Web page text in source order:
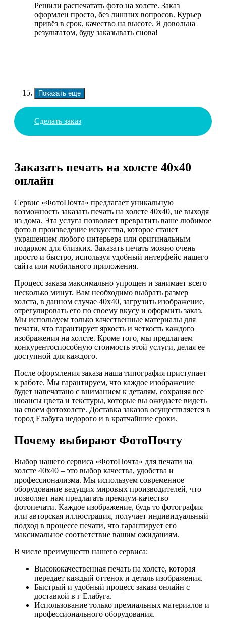
Решили распечатать фото на холсте. Заказ
оформлен просто, без лишних вопросов. Курьер
привёз в срок, качество на высоте. Я довольна
результатом, буду заказывать снова!
Показать еще
Сделать заказ
Заказать печать на холсте 40х40
онлайн
Сервис «ФотоПочта» предлагает уникальную
возможность заказать печать на холсте 40х40, не выходя
из дома. Эта услуга позволяет превратить ваше любимое
фото в произведение искусства, которое станет
украшением любого интерьера или оригинальным
подарком для близких. Заказать печать можно очень
просто и быстро, используя удобный интерфейс нашего
сайта или мобильного приложения.
Процесс заказа максимально упрощен и занимает всего
несколько минут. Вам необходимо выбрать размер
холста, в данном случае 40х40, загрузить изображение,
отрегулировать его по своему вкусу и оформить заказ.
Мы используем только качественные материалы для
печати, что гарантирует яркость и четкость каждого
изображения на холсте. Кроме того, мы предлагаем
конкурентоспособную стоимость этой услуги, делая ее
доступной для каждого.
После оформления заказа наша типография приступает
к работе. Мы гарантируем, что каждое изображение
будет напечатано с вниманием к деталям, сохраняя все
нюансы цвета и текстуры, которые вы ожидаете видеть
на своем фотохолсте. Доставка заказов осуществляется в
город Елабуга недорого и в кратчайшие сроки.
Почему выбирают ФотоПочту
Выбор нашего сервиса «ФотоПочта» для печати на
холсте 40х40 – это выбор качества, удобства и
профессионализма. Мы используем современное
оборудование ведущих мировых производителей, что
позволяет нам предлагать премиум-качество
фотопечати. Каждое изображение, будь то фотография
или авторская иллюстрация, получает индивидуальный
подход в процессе печати, что гарантирует его
максимальное соответствие вашим ожиданиям.
В числе преимуществ нашего сервиса:
Высококачественная печать на холсте, которая
передает каждый оттенок и деталь изображения.
Быстрый и удобный процесс заказа онлайн с
доставкой в г Елабуга.
Использование только премиальных материалов и
профессионального оборудования.